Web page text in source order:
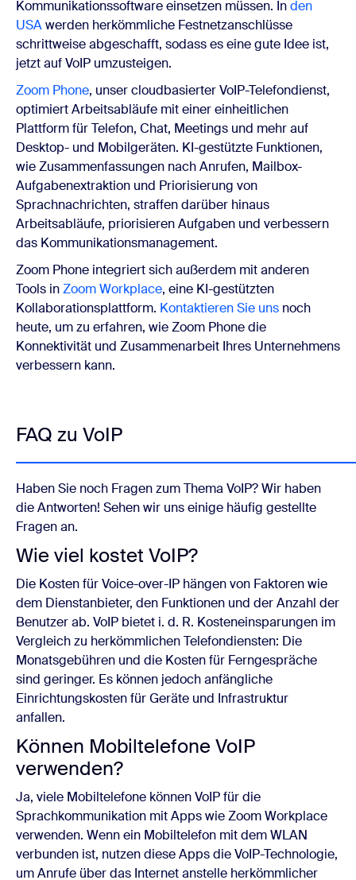
Kommunikationssoftware einsetzen müssen. Inden
USAwerden herkömmliche Festnetzanschlüsse
schrittweise abgeschafft, sodass es eine gute Idee ist,
jetzt auf VoIP umzusteigen.
Zoom Phone, unser cloudbasierter VoIP-Telefondienst,
optimiert Arbeitsabläufe mit einer einheitlichen
Plattform für Telefon, Chat, Meetings und mehr auf
Desktop- und Mobilgeräten. KI-gestützte Funktionen,
wie Zusammenfassungen nach Anrufen, Mailbox-
Aufgabenextraktion und Priorisierung von
Sprachnachrichten, straffen darüber hinaus
Arbeitsabläufe, priorisieren Aufgaben und verbessern
das Kommunikationsmanagement.
Zoom Phone integriert sich außerdem mit anderen
Tools inZoom Workplace, eine KI-gestützten
Kollaborationsplattform. Kontaktieren Sie uns noch
heute, um zu erfahren, wie Zoom Phone die
Konnektivität und Zusammenarbeit Ihres Unternehmens
verbessern kann.
FAQ zu VoIP
Haben Sie noch Fragen zum Thema VoIP? Wir haben
die Antworten! Sehen wir uns einige häufig gestellte
Fragen an.
Wie viel kostet VoIP?
Die Kosten für Voice-over-IP hängen von Faktoren wie
dem Dienstanbieter, den Funktionen und der Anzahl der
Benutzer ab. VoIP bietet i. d. R. Kosteneinsparungen im
Vergleich zu herkömmlichen Telefondiensten: Die
Monatsgebühren und die Kosten für Ferngespräche
sind geringer. Es können jedoch anfängliche
Einrichtungskosten für Geräte und Infrastruktur
anfallen.
Können Mobiltelefone VoIP
verwenden?
Ja, viele Mobiltelefone können VoIP für die
Sprachkommunikation mit Apps wie Zoom Workplace
verwenden. Wenn ein Mobiltelefon mit dem WLAN
verbunden ist, nutzen diese Apps die VoIP-Technologie,
um Anrufe über das Internet anstelle herkömmlicher